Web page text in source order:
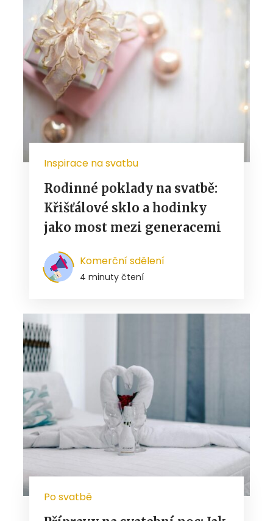
Inspirace na svatbu
Rodinné poklady na svatbě:
Křišťálové sklo a hodinky
jako most mezi generacemi
Komerční sdělení
4 minuty čtení
Po svatbě